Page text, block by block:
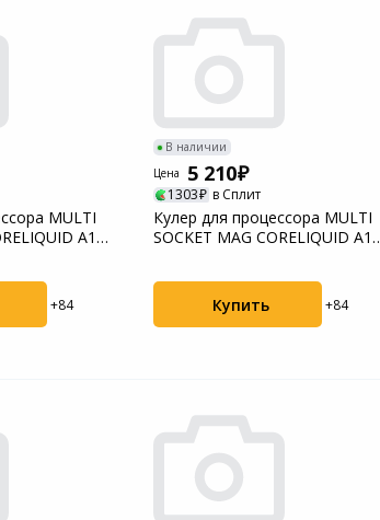
MULTI
A13
+84
В наличии
Цена
5 210
1303 в Сплит
Кулер для процессора MULTI
SOCKET MAG CORELIQUID A13
Купить +84
Пылесосы садовые